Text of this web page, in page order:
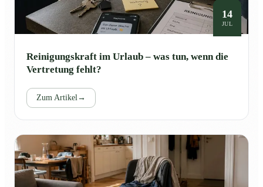
14
JUL
Reinigungskraft im Urlaub – was tun, wenn die
Vertretung fehlt?
Zum Artikel→